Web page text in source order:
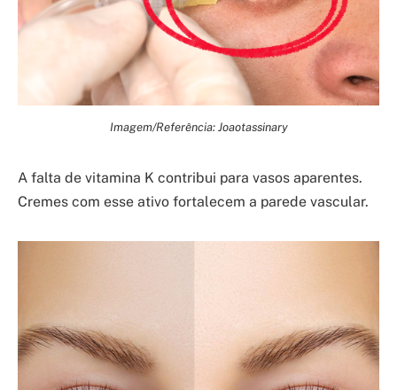
Imagem/Referência: Joaotassinary
A falta de vitamina K contribui para vasos aparentes.
Cremes com esse ativo fortalecem a parede vascular.